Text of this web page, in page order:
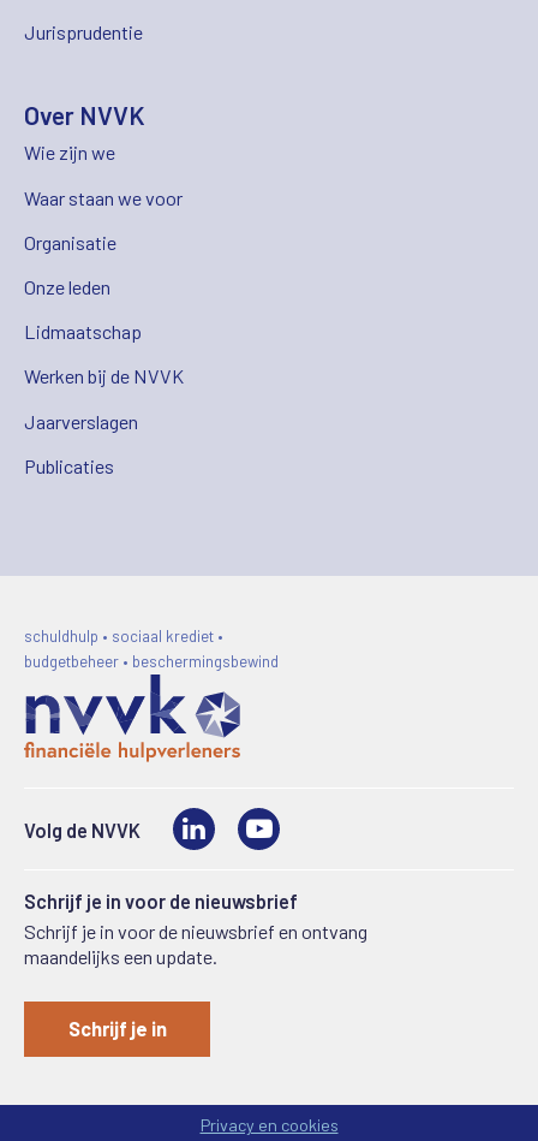
Jurisprudentie
Over NVVK
Wie zijn we
Waar staan we voor
Organisatie
Onze leden
Lidmaatschap
Werken bij de NVVK
Jaarverslagen
Publicaties
schuldhulp • sociaal krediet •
budgetbeheer • beschermingsbewind
Volg de NVVK LinkedIn
Schrijf je in voor de nieuwsbrief
Schrijf je in voor de nieuwsbrief en ontvang
maandelijks een update.
Schrijf je in
Privacy en cookies